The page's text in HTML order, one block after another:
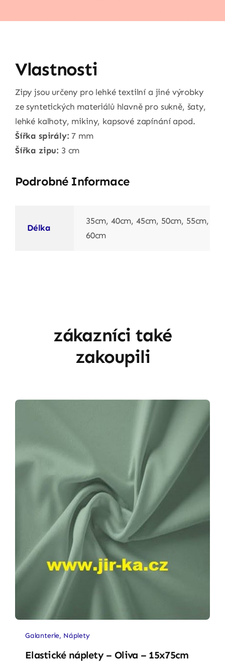
Vlastnosti
Zipy jsou určeny pro lehké textilní a jiné výrobky
ze syntetických materiálů hlavně pro sukně, šaty,
lehké kalhoty, mikiny, kapsové zapínání apod.
Šířka spirály: 7 mm
Šířka zipu: 3 cm
Podrobné Informace
Délka
35cm, 40cm, 45cm, 50cm, 55cm,
60cm
zákazníci také
zakoupili
Galanterie, Náplety
Elastické náplety – Oliva – 15x75cm